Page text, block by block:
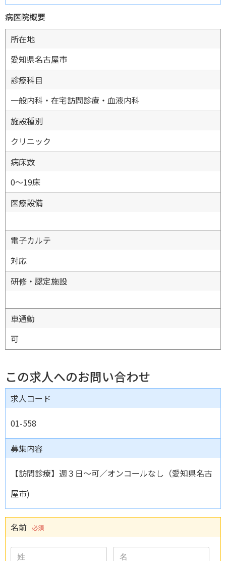
病医院概要
所在地
愛知県名古屋市
診療科目
一般内科・在宅訪問診療・血液内科
施設種別
クリニック
病床数
0〜19床
医療設備
電子カルテ
対応
研修・認定施設
車通勤
可
この求人へのお問い合わせ
求人コード
01-558
募集内容
【訪問診療】週３日～可／オンコールなし（愛知県名古
屋市)
名前 必須